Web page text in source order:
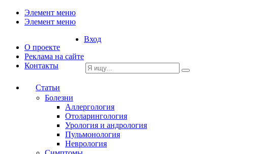
Элемент меню
Элемент меню
О проекте
Реклама на сайте
Контакты
Вход
Статьи
Болезни
Аллергология
Отоларингология
Урология и андрология
Пульмонология
Неврология